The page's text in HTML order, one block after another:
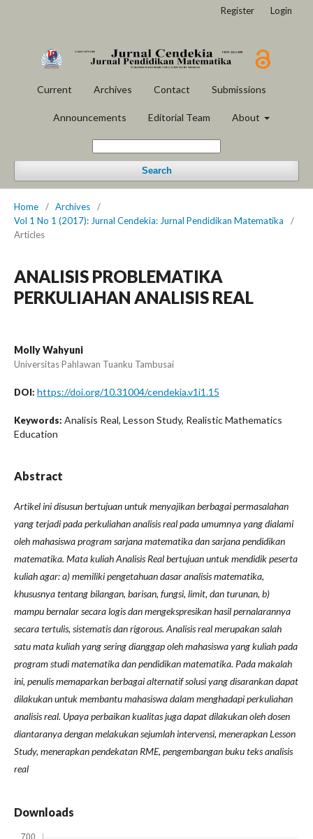
Current Archives Contact Submissions
Announcements Editorial Team About
Search
Register Login
Home / Archives
/
Vol 1 No 1 (2017): Jurnal Cendekia: Jurnal Pendidikan Matematika
/
Articles
ANALISIS PROBLEMATIKA
PERKULIAHAN ANALISIS REAL
Molly Wahyuni
Universitas Pahlawan Tuanku Tambusai
DOI: https://doi.org/10.31004/cendekia.v1i1.15
Keywords: Analisis Real, Lesson Study, Realistic Mathematics
Education
Abstract
Artikel ini disusun bertujuan untuk menyajikan berbagai permasalahan
yang terjadi pada perkuliahan analisis real pada umumnya yang dialami
oleh mahasiswa program sarjana matematika dan sarjana pendidikan
matematika. Mata kuliah Analisis Real bertujuan untuk mendidik peserta
kuliah agar: a) memiliki pengetahuan dasar analisis matematika,
khususnya tentang bilangan, barisan, fungsi, limit, dan turunan, b)
mampu bernalar secara logis dan mengekspresikan hasil pernalarannya
secara tertulis, sistematis dan rigorous. Analisis real merupakan salah
satu mata kuliah yang sering dianggap oleh mahasiswa yang kuliah pada
program studi matematika dan pendidikan matematika. Pada makalah
ini, penulis memaparkan berbagai alternatif solusi yang disarankan dapat
dilakukan untuk membantu mahasiswa dalam menghadapi perkuliahan
analisis real. Upaya perbaikan kualitas juga dapat dilakukan oleh dosen
diantaranya dengan melakukan sejumlah intervensi, menerapkan Lesson
Study, menerapkan pendekatan RME, pengembangan buku teks analisis
real
Downloads